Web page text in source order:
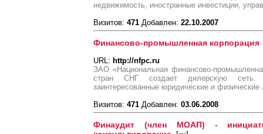
недвижимость, иностранные инвестиции,
Визитов: 471 Добавлен: 22.10.2007
Финансово-промышленная корпорация
URL: http://nfpc.ru
ЗАО «Национальная финансово-
стран СНГ создает дилерскую сеть.
заинтересованные юридические и физические
Визитов: 471 Добавлен: 03.06.2008
Финаудит (член МОАП) -